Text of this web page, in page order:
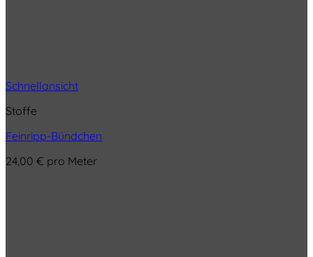
Schnellansicht
Stoffe
Feinripp-Bündchen
24,00 € pro Meter